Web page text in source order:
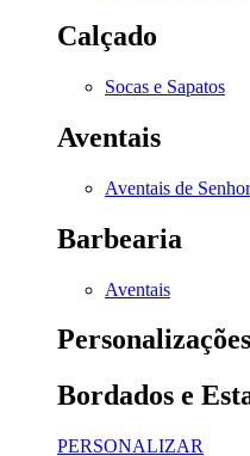
Calçado
Socas e Sapatos
Aventais
Aventais de
Barbearia
Aventais
Personalizações
Bordados e
PERSONALIZAR